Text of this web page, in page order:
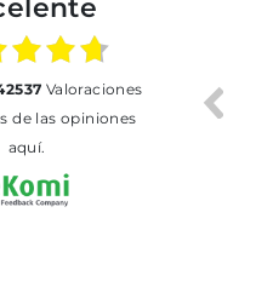
Valoraciones
aquí.